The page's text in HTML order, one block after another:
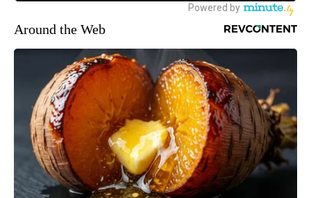
Around the Web